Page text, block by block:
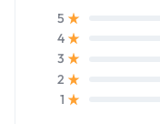
5
4
3
2
1